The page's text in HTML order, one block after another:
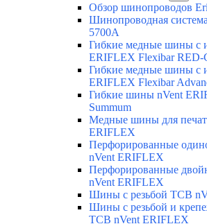
Обзор шинопроводов
Шинопроводная
5700A
Гибкие медные шины с
ERIFLEX Flexibar RED-
Гибкие медные шины с
ERIFLEX Flexibar
Гибкие шины nVent
Summum
Медные шины для
ERIFLEX
Перфорированные
nVent ERIFLEX
Перфорированные
nVent ERIFLEX
Шины с резьбой TCB
Шины с резьбой и
TCB nVent ERIFLEX